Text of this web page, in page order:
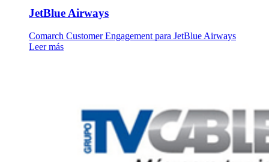
JetBlue Airways
Comarch Customer Engagement para JetBlue Airways
Leer más